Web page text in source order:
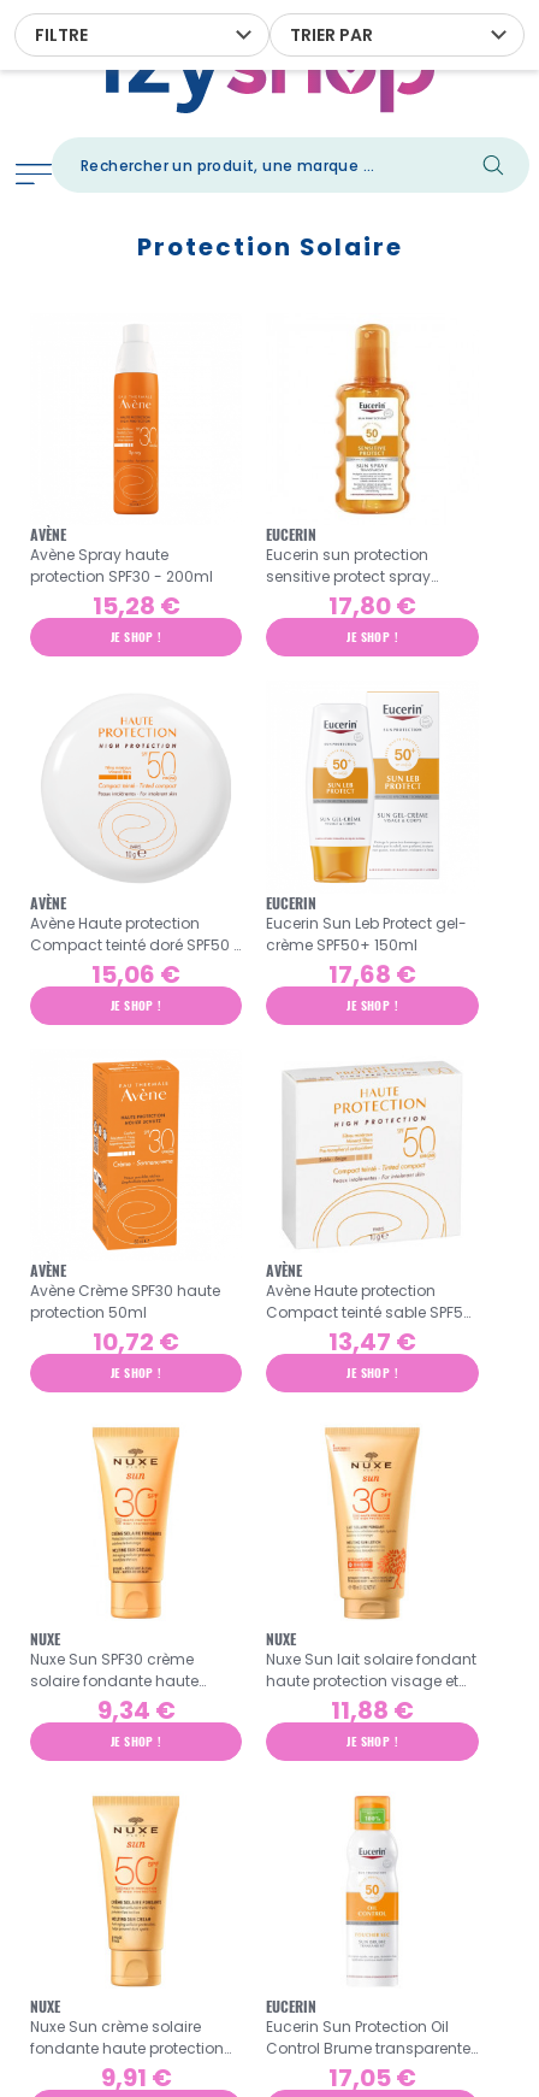
TRIER PAR
FILTRE
Protection Solaire
AVÈNE
Avène Spray haute
protection SPF30 - 200ml
15,28 €
JE SHOP !
EUCERIN
Eucerin sun protection
sensitive protect spray
transparent spf50+ 200ml
17,80 €
JE SHOP !
AVÈNE
Avène Haute protection
Compact teinté doré SPF50 -
15,06 €
JE SHOP !
EUCERIN
Eucerin Sun Leb Protect gel-
crème SPF50+ 150ml
17,68 €
JE SHOP !
AVÈNE
Avène Crème SPF30 haute
protection 50ml
10,72 €
JE SHOP !
AVÈNE
Avène Haute protection
Compact teinté sable SPF50
13,47 €
JE SHOP !
NUXE
Nuxe Sun SPF30 crème
solaire fondante haute
protection 50ml
9,34 €
JE SHOP !
NUXE
Nuxe Sun lait solaire fondant
haute protection visage et
corps SPF30 - 150ml
11,88 €
JE SHOP !
NUXE
Nuxe Sun crème solaire
fondante haute protection
visage SPF50 - 50ml
9,91 €
EUCERIN
Eucerin Sun Protection Oil
Control Brume transparente
SPF50 - 200ml17,05 €